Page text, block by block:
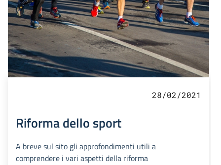
28/02/2021
Riforma dello sport
A breve sul sito gli approfondimenti utili a
comprendere i vari aspetti della riforma